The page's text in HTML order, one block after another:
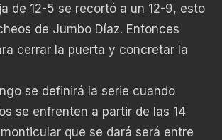
de 12-5 se recortó a un 12-9, esto
de Jumbo Díaz. Entonces
cerrar la puerta y concretar la
se definirá la serie cuando
se enfrenten a partir de las 14
que se dará será entre